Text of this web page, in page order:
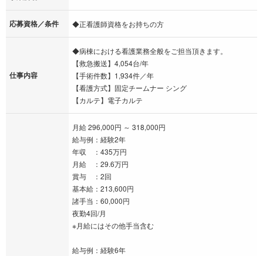
応募資格／条件 ◆正看護師資格をお持ちの方
仕事内容
◆病棟における看護業務全般をご担当頂きます。
【救急搬送】4,054台/年
【手術件数】1,934件／年
【看護方式】固定チームナー シング
【カルテ】電子カルテ
月給 296,000円 ～ 318,000円
給与例：経験2年
年収 ：435万円
月給 ：29.6万円
賞与 ：2回
基本給：213,600円
諸手当：60,000円
夜勤4回/月
※月給にはその他手当含む
給与例：経験6年